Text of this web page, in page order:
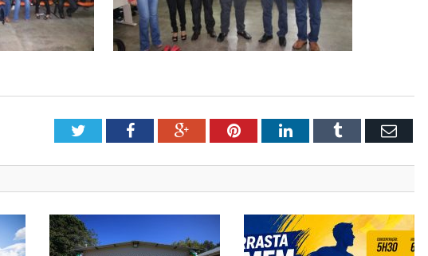
TwitterFacebookGoogle+PinterestLinkedInTumblr Email